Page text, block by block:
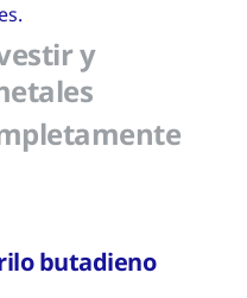
y
butadieno